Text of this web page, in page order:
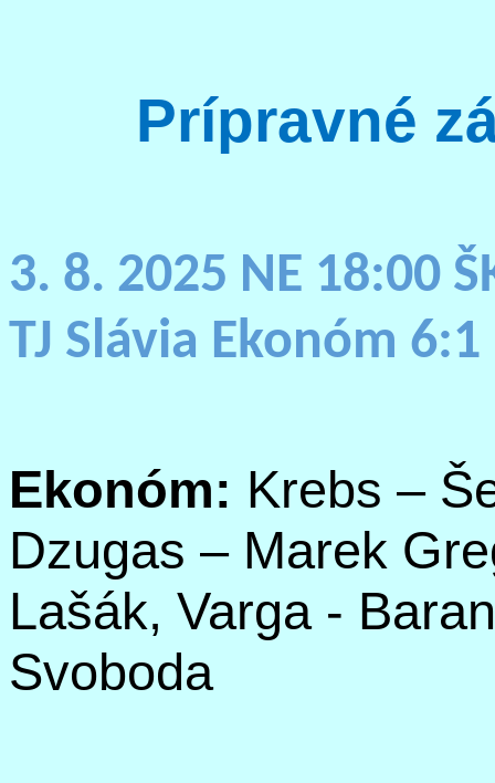
Prípravné
3. 8. 2025 NE 18:00
TJ Slávia Ekonóm
Ekonóm: Krebs –
Dzugas – Marek
Lašák, Varga -
Svoboda